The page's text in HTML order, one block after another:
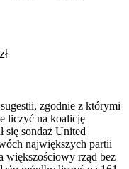
zgodnie z którymi
liczyć na koalicję
się sondaż United
największych partii
większościowy rząd bez